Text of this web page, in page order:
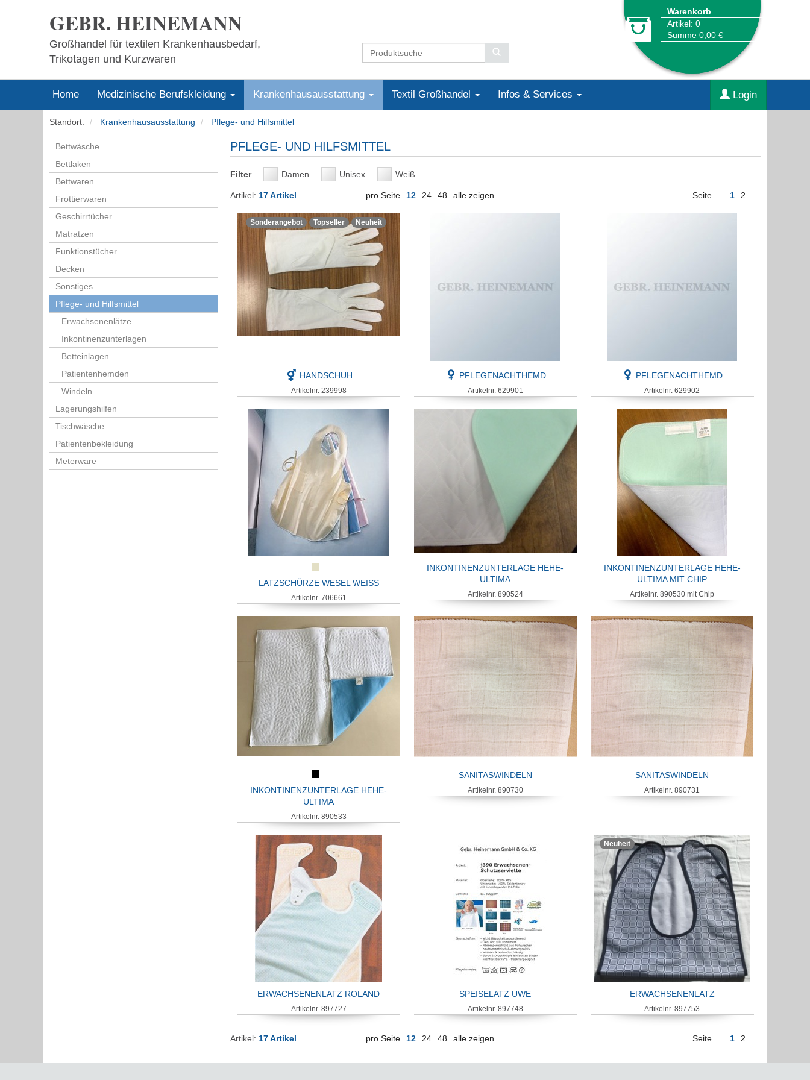
GEBR. HEINEMANN
Großhandel für textilen Krankenhausbedarf,
Trikotagen und Kurzwaren
Warenkorb
Artikel: 0
Summe 0,00 €
Home Medizinische Berufskleidung Krankenhausausstattung Textil Großhandel Infos & Services Login
Standort: Krankenhausausstattung Pflege- und Hilfsmittel
Bettwäsche
Bettlaken
Bettwaren
Frottierwaren
Geschirrtücher
Matratzen
Funktionstücher
Decken
Sonstiges
Pflege- und Hilfsmittel
Erwachsenenlätze
Inkontinenzunterlagen
Betteinlagen
Patientenhemden
Windeln
Lagerungshilfen
Tischwäsche
Patientenbekleidung
Meterware
PFLEGE- UND HILFSMITTEL
Filter Damen Unisex Weiß
Artikel: 17 Artikel pro Seite 12 24 48 alle zeigen Seite 1 2
HANDSCHUH
Artikelnr. 239998
Sonderangebot Topseller Neuheit
PFLEGENACHTHEMD
Artikelnr. 629901
PFLEGENACHTHEMD
Artikelnr. 629902
LATZSCHÜRZE WESEL WEISS
Artikelnr. 706661
INKONTINENZUNTERLAGE HEHE-
ULTIMA
Artikelnr. 890524
INKONTINENZUNTERLAGE HEHE-
ULTIMA MIT CHIP
Artikelnr. 890530 mit Chip
INKONTINENZUNTERLAGE HEHE-
ULTIMA
Artikelnr. 890533
SANITASWINDELN
Artikelnr. 890730
SANITASWINDELN
Artikelnr. 890731
ERWACHSENENLATZ ROLAND
Artikelnr. 897727
SPEISELATZ UWE
Artikelnr. 897748
ERWACHSENENLATZ
Artikelnr. 897753
Neuheit
Artikel: 17 Artikel pro Seite 12 24 48 alle zeigen Seite 1 2